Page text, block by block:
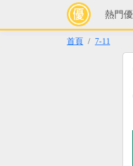
熱門
首頁 7-11